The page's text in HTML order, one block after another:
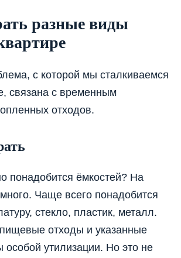
разные виды
с которой мы сталкиваемся
связана с временным
отходов.
понадобится ёмкостей? На
Чаще всего понадобится
стекло, пластик, металл.
отходы и указанные
особой утилизации. Но это не